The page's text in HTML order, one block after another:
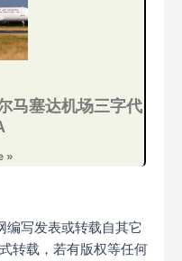
马塞达机场三字代
»
编写发表或转载自其它
转载，若有版权等任何